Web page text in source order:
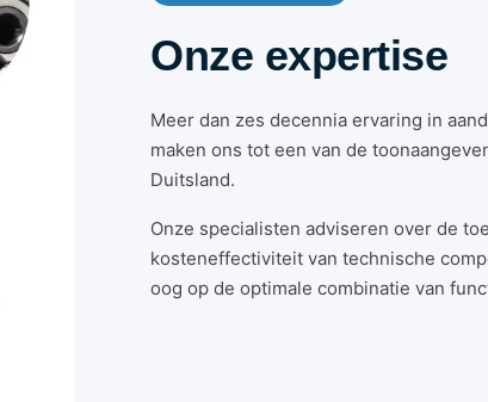
Onze expertise
Meer dan zes decennia ervaring in
maken ons tot een van de
Duitsland.
Onze specialisten adviseren over de
kosteneffectiviteit van technische
oog op de optimale combinatie van